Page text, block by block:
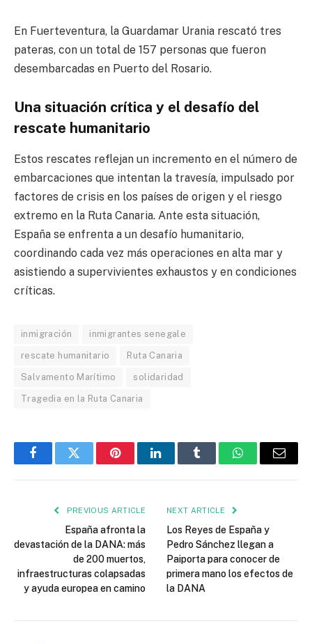
En Fuerteventura, la Guardamar Urania rescató tres
pateras, con un total de 157 personas que fueron
desembarcadas en Puerto del Rosario.
Una situación crítica y el desafío del
rescate humanitario
Estos rescates reflejan un incremento en el número de
embarcaciones que intentan la travesía, impulsado por
factores de crisis en los países de origen y el riesgo
extremo en la Ruta Canaria. Ante esta situación,
España se enfrenta a un desafío humanitario,
coordinando cada vez más operaciones en alta mar y
asistiendo a supervivientes exhaustos y en condiciones
críticas.
inmigración inmigrantes senegale
rescate humanitario Ruta Canaria
Salvamento Marítimo solidaridad
Tragedia en la Ruta Canaria
FacebookTwitter PinterestLinkedInTumblr WhatsAppEmail
PREVIOUS ARTICLE
España afronta la
devastación de la DANA: más
de 200 muertos,
infraestructuras colapsadas
y ayuda europea en camino
NEXT ARTICLE
Los Reyes de España y
Pedro Sánchez llegan a
Paiporta para conocer de
primera mano los efectos de
la DANA